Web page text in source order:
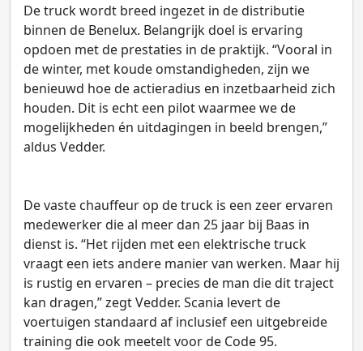
De truck wordt breed ingezet in de distributie
binnen de Benelux. Belangrijk doel is ervaring
opdoen met de prestaties in de praktijk. “Vooral in
de winter, met koude omstandigheden, zijn we
benieuwd hoe de actieradius en inzetbaarheid zich
houden. Dit is echt een pilot waarmee we de
mogelijkheden én uitdagingen in beeld brengen,”
aldus Vedder.
De vaste chauffeur op de truck is een zeer ervaren
medewerker die al meer dan 25 jaar bij Baas in
dienst is. “Het rijden met een elektrische truck
vraagt een iets andere manier van werken. Maar hij
is rustig en ervaren – precies de man die dit traject
kan dragen,” zegt Vedder. Scania levert de
voertuigen standaard af inclusief een uitgebreide
training die ook meetelt voor de Code 95.